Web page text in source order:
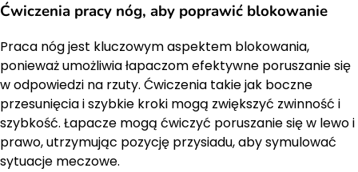
Ćwiczenia pracy nóg, aby poprawić blokowanie
Praca nóg jest kluczowym aspektem blokowania,
ponieważ umożliwia łapaczom efektywne poruszanie się
w odpowiedzi na rzuty. Ćwiczenia takie jak boczne
przesunięcia i szybkie kroki mogą zwiększyć zwinność i
szybkość. Łapacze mogą ćwiczyć poruszanie się w lewo i
prawo, utrzymując pozycję przysiadu, aby symulować
sytuacje meczowe.